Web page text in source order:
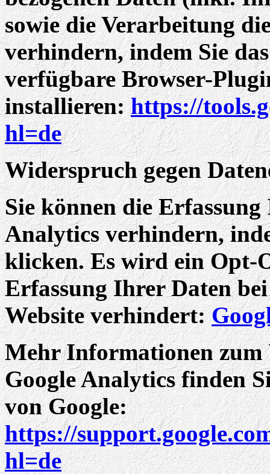
sowie die Verarbeitung
verhindern, indem Sie
verfügbare Browser-
installieren:https://
hl=de
Widerspruch gegen
Sie können die
Analytics verhindern,
klicken. Es wird ein Opt-
Erfassung Ihrer Daten
Website verhindert:
Mehr Informationen zum
Google Analytics finden
von Google:
https://
hl=de